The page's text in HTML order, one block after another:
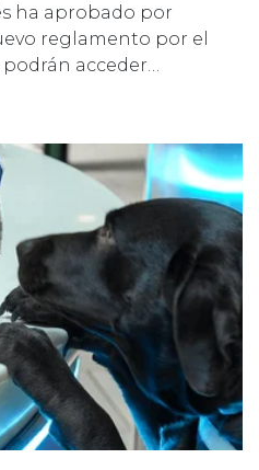
ha aprobado por
reglamento por el
acceder…